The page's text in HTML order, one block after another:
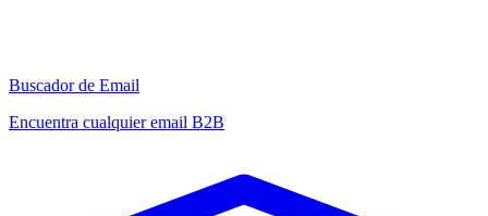
Buscador de Email
Encuentra cualquier email B2B